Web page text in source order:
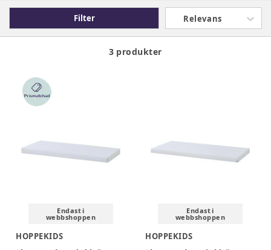
vaggor från kända varumärken. Oavsett om ni söker en
första säng för nyfödd, en stabil spjälsäng för småbarn eller
en stilren barnsäng för de första åren hjälper vi dig hitta rätt
Filter Relevans
3 produkter
Endast i
webbshoppen
HOPPEKIDS
Endast i
webbshoppen
HOPPEKIDS